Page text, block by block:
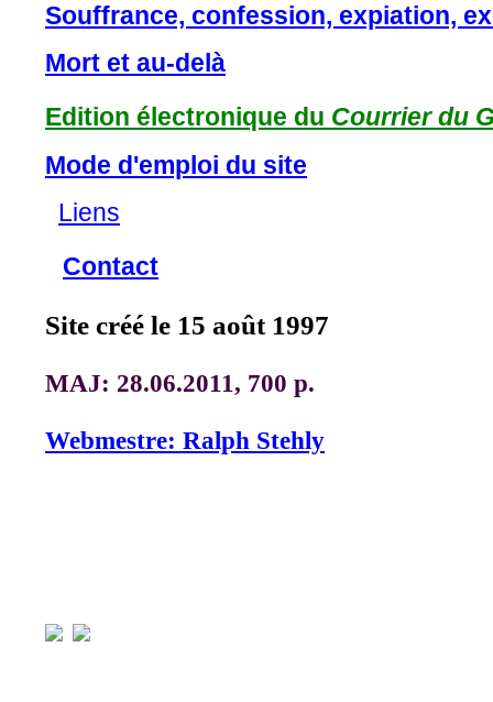
Souffrance, confession, expiation,
Mort et au-delà
Edition électronique du Courrier du
Mode d'emploi du site
Liens
Contact
Site créé le 15 août 1997
MAJ: 28.06.2011, 700 p.
Webmestre: Ralph Stehly